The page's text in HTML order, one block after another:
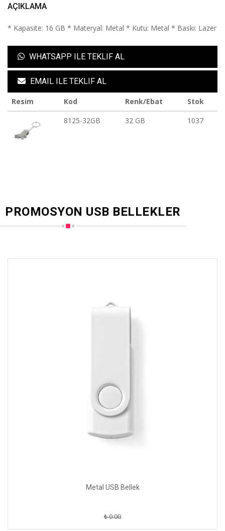
AÇIKLAMA
* Kapasite: 16 GB * Materyal: Metal * Kutu: Metal * Baskı: Lazer
WHATSAPP ILE TEKLIF AL
EMAIL ILE TEKLIF AL
Resim Kod Renk/Ebat
Stok
8125-32GB
32 GB 1037
PROMOSYON USB BELLEKLER
Metal USB Bellek
₺ 0.00